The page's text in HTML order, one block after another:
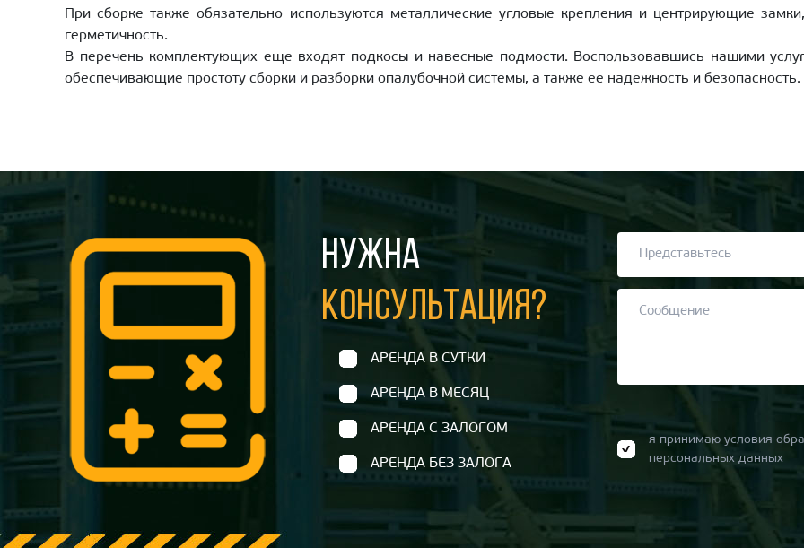
При сборке также обязательно используются металлические угловые крепления и центрирующие
герметичность.
В перечень комплектующих еще входят подкосы и навесные подмости. Воспользовавшись нашими
обеспечивающие простоту сборки и разборки опалубочной системы, а также ее надежность и безопасность.
НУЖНА
КОНСУЛЬТАЦИЯ?
АРЕНДА В СУТКИ
АРЕНДА В МЕСЯЦ
АРЕНДА С ЗАЛОГОМ
АРЕНДА БЕЗ ЗАЛОГА
я принимаю условия
персональных данных